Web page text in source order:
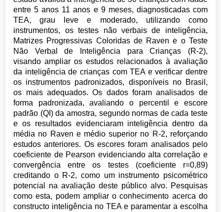
entre 5 anos 11 anos e 9 meses, diagnosticadas com
TEA, grau leve e moderado, utilizando como
instrumentos, os testes não verbais de inteligência,
Matrizes Progressivas Coloridas de Raven e o Teste
Não Verbal de Inteligência para Crianças (R-2),
visando ampliar os estudos relacionados à avaliação
da inteligência de crianças com TEA e verificar dentre
os instrumentos padronizados, disponíveis no Brasil,
os mais adequados. Os dados foram analisados de
forma padronizada, avaliando o percentil e escore
padrão (QI) da amostra, segundo normas de cada teste
e os resultados evidenciaram inteligência dentro da
média no Raven e médio superior no R-2, reforçando
estudos anteriores. Os escores foram analisados pelo
coeficiente de Pearson evidenciando alta correlação e
convergência entre os testes (coeficiente r=0,89)
creditando o R-2, como um instrumento psicométrico
potencial na avaliação deste público alvo. Pesquisas
como esta, podem ampliar o conhecimento acerca do
constructo inteligência no TEA e paramentar a escolha